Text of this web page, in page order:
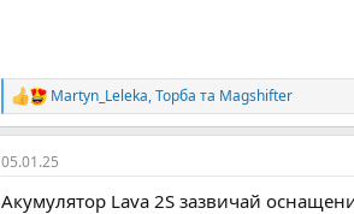
Р
е
а
к
ц
і
Martyn_Leleka,Торба та Magshifter
05.01.25
Акумулятор Lava 2S зазвичай